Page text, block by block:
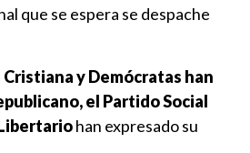
que se espera se despache
y Demócratas han
el Partido Social
han expresado su